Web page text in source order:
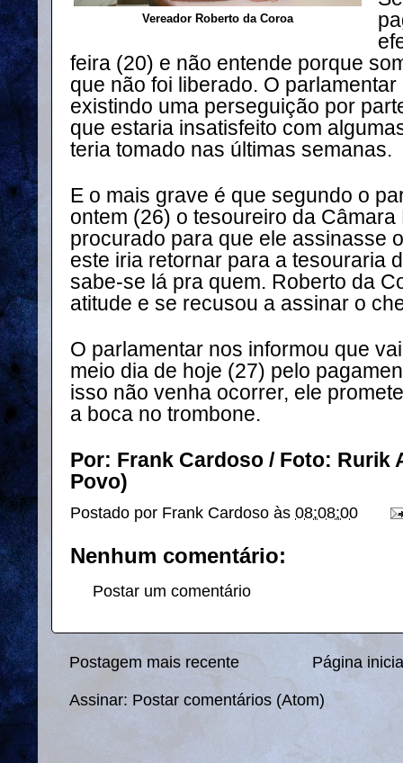
Vereador Roberto da Coroa
feira (20) e não entende porque
que não foi liberado. O
existindo uma perseguição por
que estaria insatisfeito com
teria tomado nas últimas semanas.
E o mais grave é que segundo o
ontem (26) o tesoureiro da
procurado para que ele assinasse
este iria retornar para a tesouraria
sabe-se lá pra quem. Roberto da
atitude e se recusou a assinar o
O parlamentar nos informou que
meio dia de hoje (27) pelo
isso não venha ocorrer, ele
a boca no trombone.
Por: Frank Cardoso / Foto: Rurik
Povo)
Postado por Frank Cardoso às 08:08:00
Nenhum comentário:
Postar um comentário
Postagem mais recente Página
Assinar: Postar comentários (Atom)